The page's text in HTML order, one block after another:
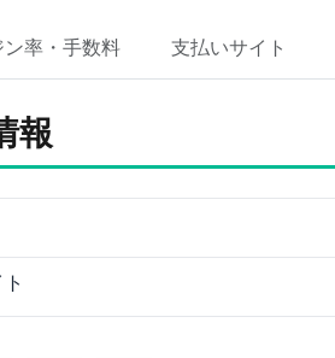
ン率・手数料 支払いサイト
報